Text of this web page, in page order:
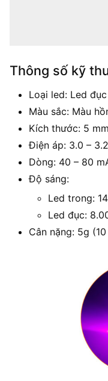
Thông số kỹ
Loại led: Led
Màu sắc: Màu
Kích thước: 5 mm
Điện áp: 3.0 –
Dòng: 40 – 80
Độ sáng:
Led trong:
Led đục:
Cân nặng: 5g